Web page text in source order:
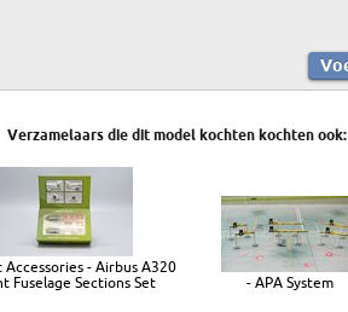
Verzamelaars die dit model kochten kochten ook:
- Airbus A320
Fuselage Sections Set
- APA System